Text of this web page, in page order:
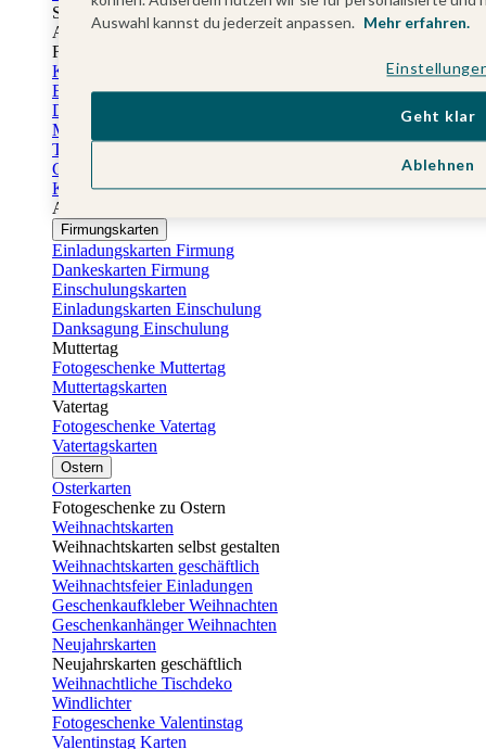
Sticker Taufe
Absenderaufkleber Taufe
Fotobuch Taufe
Konfirmationskarten
Einladungskarten Konfirmation
Danksagung Konfirmation
Menükarten Konfirmation
Tischkarten Konfirmation
Gästebuch Konfirmation
Kerzen Konfirmation
Aufkleber zum Anlass Ihres Kindes
Firmungskarten
Einladungskarten Firmung
Dankeskarten Firmung
Einschulungskarten
Einladungskarten Einschulung
Danksagung Einschulung
Muttertag
Fotogeschenke Muttertag
Muttertagskarten
Vatertag
Fotogeschenke Vatertag
Vatertagskarten
Ostern
Osterkarten
Fotogeschenke zu Ostern
Weihnachtskarten
Weihnachtskarten selbst gestalten
Weihnachtskarten geschäftlich
Weihnachtsfeier Einladungen
Geschenkaufkleber Weihnachten
Geschenkanhänger Weihnachten
Neujahrskarten
Neujahrskarten geschäftlich
Weihnachtliche Tischdeko
Windlichter
Fotogeschenke Valentinstag
Valentinstag Karten
Auswahl kannst du jederzeit anpassen. Mehr erfahren.
Ablehnen
Geht klar